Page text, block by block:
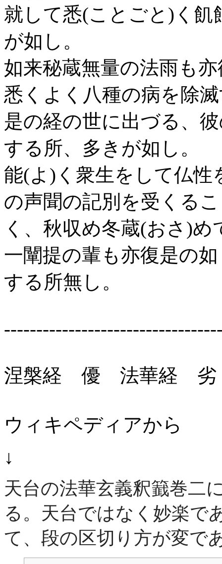
就して悉(ことごと)く
が如し。
如来秘蔵無量の法雨も
悉くよく八種の病を除
是の経の世に出づる、
する所、多きが如し。
能(よ)く衆生をして仏性
の声聞の記別を受くる
く、秋収め冬蔵(おさ)
一闡提の輩も亦復是の
する所無し。
涅槃経 優 法華経 劣
ウィキペディアから
↓
天台の法華玄義釈籖
る。天台ではなく妙楽で
て、段の区切り方が変で